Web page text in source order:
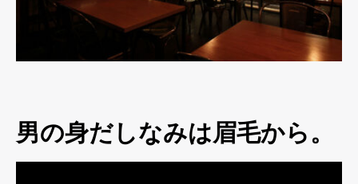
男の身だしなみは眉毛から。